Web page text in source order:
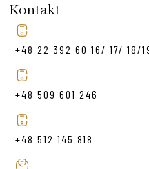
Kontakt
+48 22 392 60 16/ 17/ 18/
+48 509 601 246
+48 512 145 818